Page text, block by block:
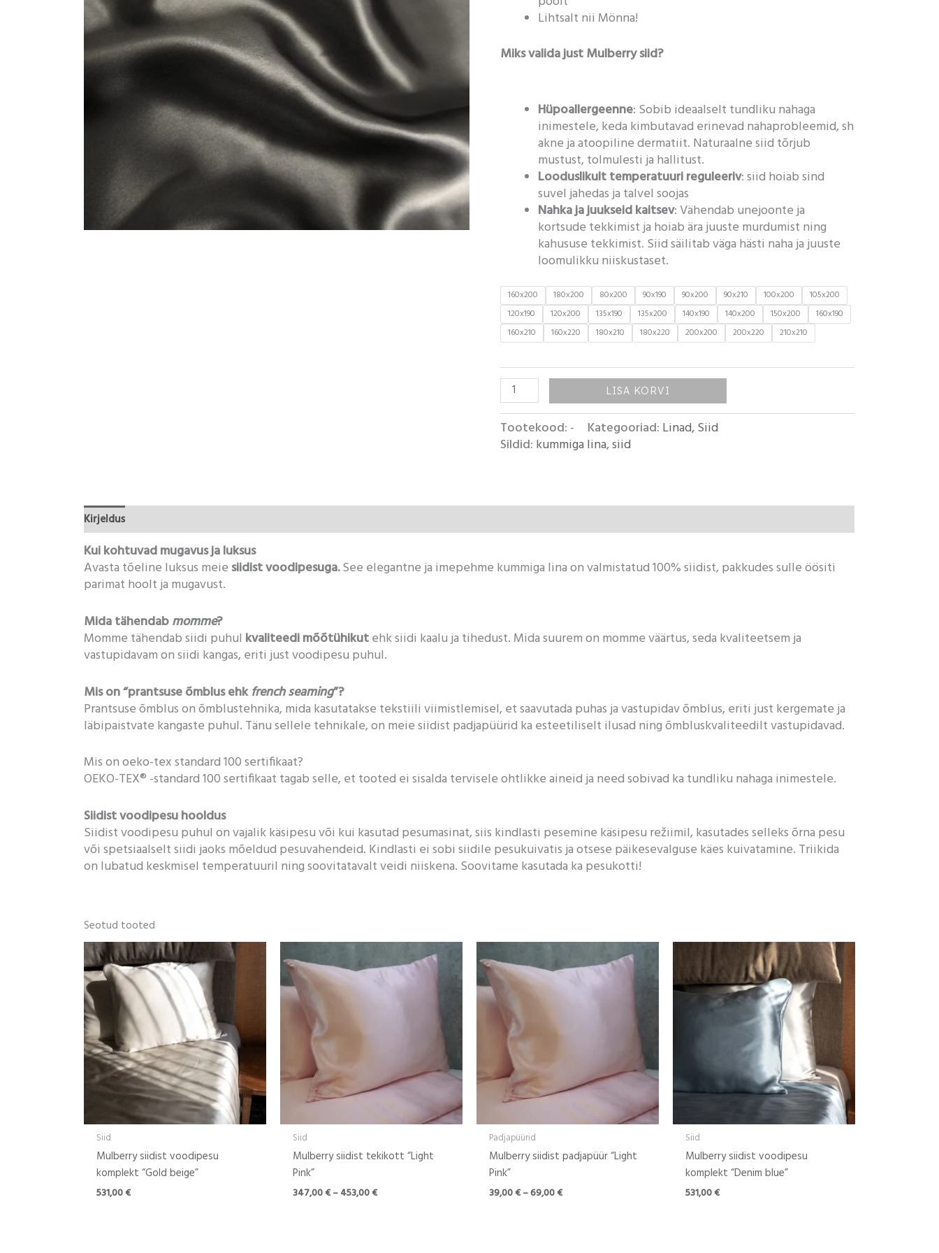
Lihtsalt nii Mönna!
Miks valida just Mulberry siid?
Hüpoallergeenne: Sobib ideaalselt tundliku nahaga
inimestele, keda kimbutavad erinevad nahaprobleemid, sh
akne ja atoopiline dermatiit. Naturaalne siid tõrjub
mustust, tolmulesti ja hallitust.
Looduslikult temperatuuri reguleeriv: siid hoiab sind
suvel jahedas ja talvel soojas
Nahka ja juukseid kaitsev: Vähendab unejoonte ja
kortsude tekkimist ja hoiab ära juuste murdumist ning
kahususe tekkimist. Siid säilitab väga hästi naha ja juuste
loomulikku niiskustaset.
160x200 180x200 80x200 90x190 90x200 90x210 100x200
105x200
120x190
120x200 135x190 135x200 140x190 140x200 150x200
160x190
160x210
160x220 180x210 180x220 200x200 200x220 210x210
LISA KORVI
Tootekood: - Kategooriad: Linad,Siid
Sildid: kummiga lina,siid
Kirjeldus
Kui kohtuvad mugavus ja luksus
Avasta tõeline luksus meie siidist voodipesuga.See elegantne ja imepehme kummiga lina on valmistatud 100% siidist, pakkudes sulle öösiti
parimat hoolt ja mugavust.
Mida tähendabmomme?
Momme tähendab siidi puhul kvaliteedi mõõtühikutehk siidi kaalu ja tihedust. Mida suurem on momme väärtus, seda kvaliteetsem ja
vastupidavam on siidi kangas, eriti just voodipesu puhul.
Mis on “prantsuse õmblus ehkfrench seaming”?
Prantsuse õmblus on õmblustehnika, mida kasutatakse tekstiili viimistlemisel, et saavutada puhas ja vastupidav õmblus, eriti just kergemate ja
läbipaistvate kangaste puhul. Tänu sellele tehnikale, on meie siidist padjapüürid ka esteetiliselt ilusad ning õmbluskvaliteedilt vastupidavad.
Mis on oeko-tex standard 100 sertifikaat?
OEKO-TEX® -standard 100 sertifikaat tagab selle, et tooted ei sisalda tervisele ohtlikke aineid ja need sobivad ka tundliku nahaga inimestele.
Siidist voodipesu hooldus
Siidist voodipesu puhul on vajalik käsipesu või kui kasutad pesumasinat, siis kindlasti pesemine käsipesu režiimil, kasutades selleks õrna pesu
või spetsiaalselt siidi jaoks mõeldud pesuvahendeid. Kindlasti ei sobi siidile pesukuivatis ja otsese päikesevalguse käes kuivatamine. Triikida
on lubatud keskmisel temperatuuril ning soovitatavalt veidi niiskena. Soovitame kasutada ka pesukotti!
Seotud tooted
Siid
Mulberry siidist voodipesu
komplekt “Gold beige”
531,00€
Siid
Mulberry siidist tekikott “Light
Pink”
347,00€–453,00€
Hinnavahemik:
347,00 €
kuni
Padjapüürid
Mulberry siidist padjapüür “Light
Pink”
39,00€–69,00€
Hinnavahemik:
kuni
Siid
Mulberry siidist voodipesu
komplekt “Denim blue”
531,00€